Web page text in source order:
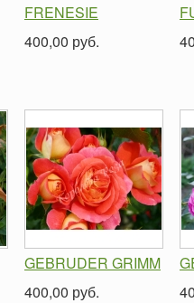
FRENESIE
400,00 руб.
GEBRUDER GRIMM
400,00 руб.